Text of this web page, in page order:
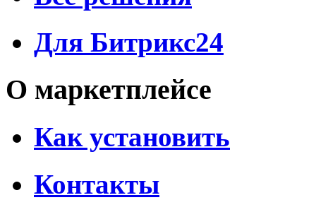
Для Битрикс24
О маркетплейсе
Как установить
Контакты